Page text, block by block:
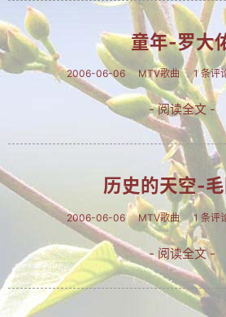
文集
楹联
潘正伯文集
拐翁文集
月荷文集
冰雪文集
谢炳城文集
牟艳芬文集
心语文集
家家文集
童年-罗大
2006-06-06 MTV歌曲 1 条评
- 阅读全文 -
历史的天空-
2006-06-06 MTV歌曲 1 条评
- 阅读全文 -